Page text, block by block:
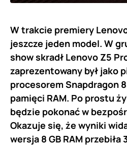
W trakcie premiery
jeszcze jeden model. W
show skradł Lenovo Z5
zaprezentowany był jako
procesorem Snapdragon
pamięci RAM. Po prostu
będzie pokonać w
Okazuje się, że wyniki
wersja 8 GB RAM